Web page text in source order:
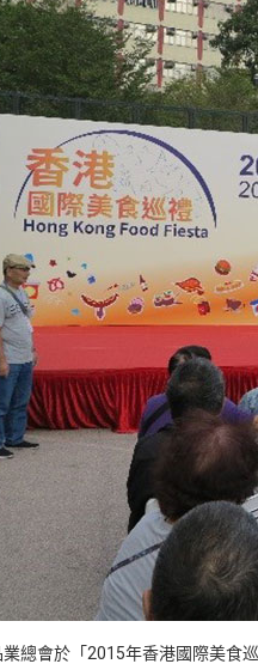
總會於「2015年香港國際美食